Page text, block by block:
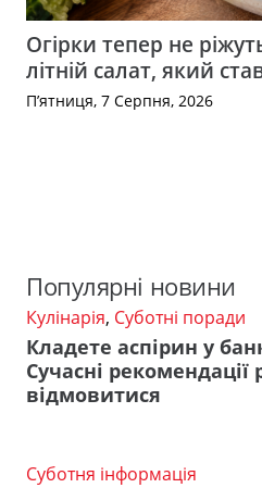
Огірки тепер не
літній салат, який
П’ятниця, 7 Серпня, 2026
Популярні новини
Кулінарія, Суботні поради
Кладете аспірин у
Сучасні рекомендації
відмовитися
Суботня інформація